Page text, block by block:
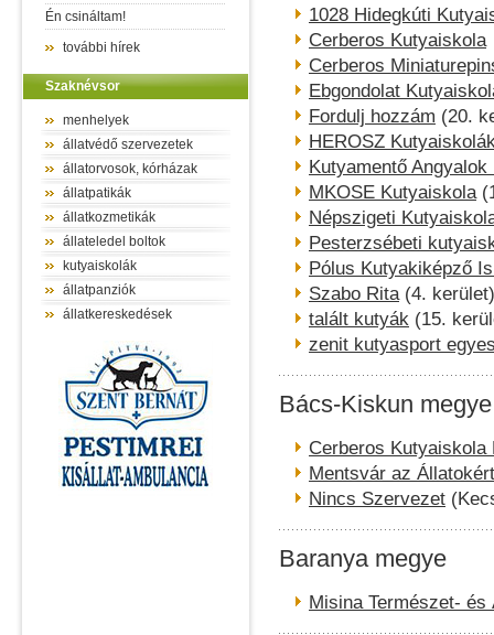
Én csináltam!
további hírek
Szaknévsor
menhelyek
állatvédő szervezetek
állatorvosok, kórházak
állatpatikák
állatkozmetikák
állateledel boltok
kutyaiskolák
állatpanziók
állatkereskedések
1028 Hidegkúti
Cerberos Kutyaiskola
Cerberos
Ebgondolat
Fordulj hozzám (20.
HEROSZ
Kutyamentő Angyalok
MKOSE Kutyaiskola
Népszigeti
Pesterzsébeti
Pólus Kutyakiképző
Szabo Rita(4. kerület)
talált kutyák (15.
zenit kutyasport
Bács-Kiskun megye
Cerberos Kutyaiskola
Mentsvár az
Nincs Szervezet
Baranya megye
Misina Természet-